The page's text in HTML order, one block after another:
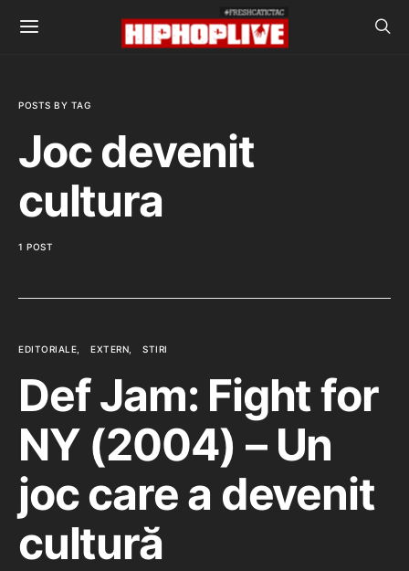
POSTS BY TAG
Joc devenit
cultura
1 POST
EDITORIALE EXTERN STIRI
Def Jam: Fight for
NY (2004) – Un
joc care a devenit
cultură